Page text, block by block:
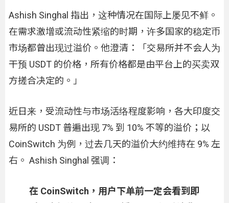
Ashish Singhal 指出，这种情况在国际上屡见不鲜。
在需求激增或流动性紧缩的时期，许多国家的稳定币
市场都曾出现过溢价。他澄清：「交易所并不会人为
干预 USDT 的价格，所有价格都是由平台上的买卖双
方搓合决定的。」
近日来，受流动性与市场活络程度影响，各大印度交
易所的 USDT 普遍出现 7% 到 10% 不等的溢价；以
CoinSwitch 为例，过去几天的溢价大约维持在 9% 左
右。 Ashish Singhal 强调：
在 CoinSwitch，用户下单前一定会看到即